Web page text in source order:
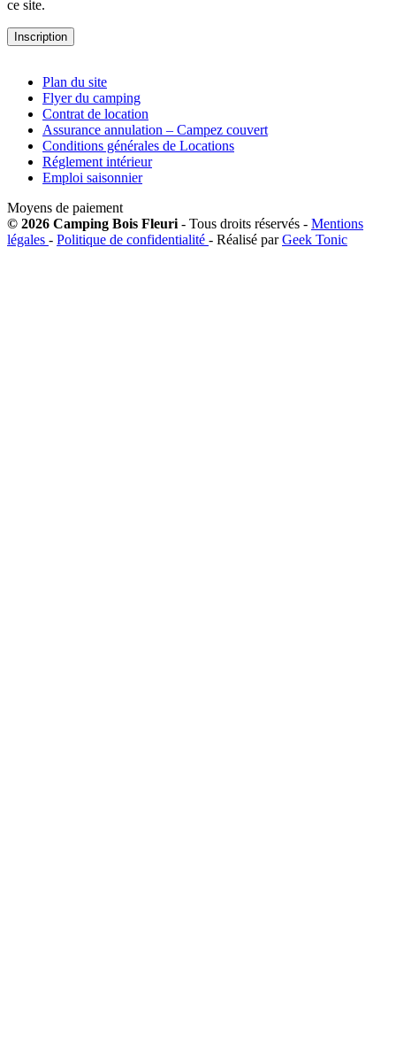
ce site.
Plan du site
Flyer du camping
Contrat de location
Assurance annulation – Campez couvert
Conditions générales de Locations
Réglement intérieur
Emploi saisonnier
Moyens de paiement
© 2026 Camping Bois Fleuri - Tous droits réservés - Mentions
légales - Politique de confidentialité - Réalisé parGeek Tonic